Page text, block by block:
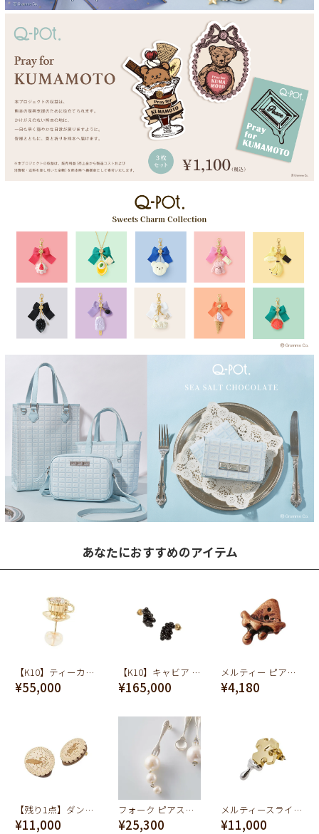
あなたにおすすめのアイテム
【K10】ティーカップ ピアス
¥55,000
【K10】キャビア ピアス 3g【オーダージュエリー】（ペア）【受注予約】
¥165,000
メルティー ピアスチャーム (ブラウン)
¥4,180
【残り1点】ダンボ/ラウンドビスケット ピアス（ペア）【ディズニー アクセサリー】
¥11,000
フォーク ピアス【シルバー925】
¥25,300
メルティースライスチーズ ピアス【スペシャルパッケージ付き】
¥11,000